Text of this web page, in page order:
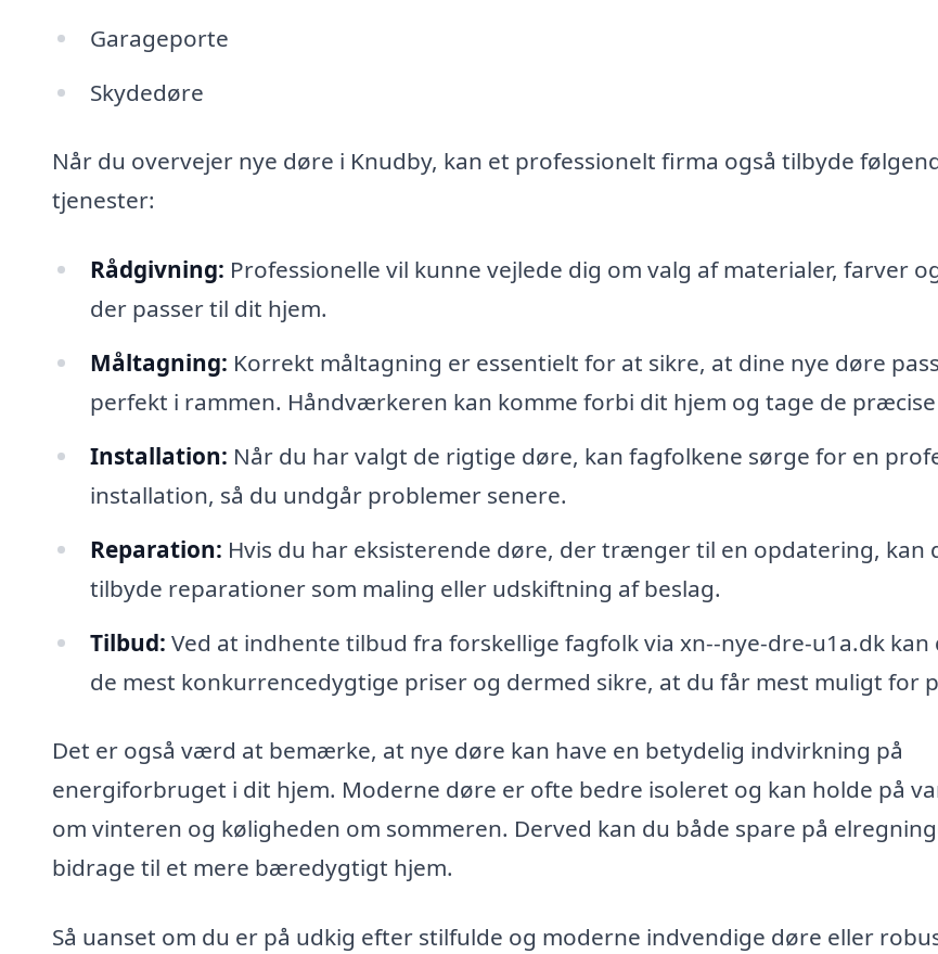
Garageporte
Skydedøre
Når du overvejer nye døre i Knudby, kan et professionelt firma også tilbyde
tjenester:
Rådgivning: Professionelle vil kunne vejlede dig om valg af materialer, farver
der passer til dit hjem.
Måltagning: Korrekt måltagning er essentielt for at sikre, at dine nye døre
perfekt i rammen. Håndværkeren kan komme forbi dit hjem og tage de præcise
Installation: Når du har valgt de rigtige døre, kan fagfolkene sørge for en
installation, så du undgår problemer senere.
Reparation: Hvis du har eksisterende døre, der trænger til en opdatering, kan
tilbyde reparationer som maling eller udskiftning af beslag.
Tilbud: Ved at indhente tilbud fra forskellige fagfolk via xn--nye-dre-u1a.dk kan
de mest konkurrencedygtige priser og dermed sikre, at du får mest muligt for
Det er også værd at bemærke, at nye døre kan have en betydelig indvirkning på
energiforbruget i dit hjem. Moderne døre er ofte bedre isoleret og kan holde på
om vinteren og køligheden om sommeren. Derved kan du både spare på
bidrage til et mere bæredygtigt hjem.
Så uanset om du er på udkig efter stilfulde og moderne indvendige døre eller